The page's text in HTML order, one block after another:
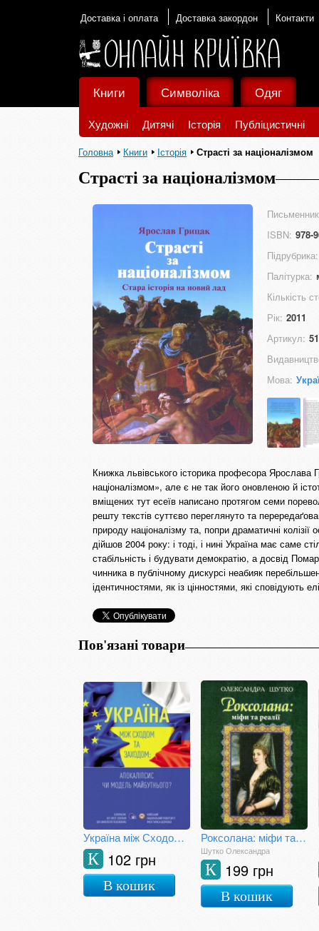
Доставка і оплата Доставка закордон Контакти
Книги
Художні Дитячі Історія Публіцистичні
Символіка Одяг
Головна Книги Історія Страсті за націоналізмом
Страсті за націоналізмом
ISBN: 978-
Підрубрика:
Палітурка:
Кількість
Рік: 2011
Артикул:
Мова:
Книжка львівського історика професора Ярослава
націоналізмом», але є не так його оновленою й
вміщених тут есеїв написано протягом семи
решту текстів суттєво переглянуто та
природу націоналізму та, попри драматичні
дійшов 2004 року: і тоді, і нині Україна має саме
стабільність і будувати демократію, а досвід
чинника в публічному дискурсі неабияк
ідентичностями, як із цінностями, які сповідують
Пов'язані товари
Україна між Сходом та Заходом: Апокаліпсис чи модель майбутнього?
102 грн
К
В кошик
Роксолана: міфи та реалії
Шутко Олександра
199 грн
К
В кошик